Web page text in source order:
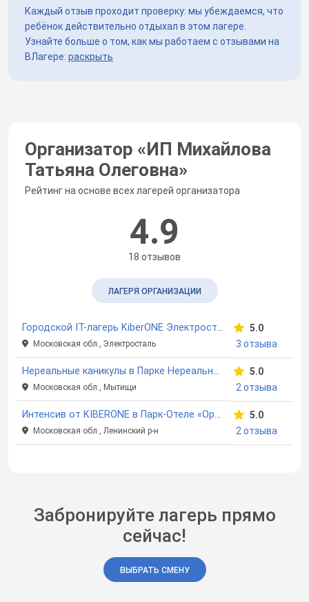
Каждый отзыв проходит проверку: мы убеждаемся, что
ребёнок действительно отдыхал в этом лагере.
Узнайте больше о том, как мы работаем с отзывами на
ВЛагере: раскрыть
Организатор «ИП Михайлова
Татьяна Олеговна»
Рейтинг на основе всех лагерей организатора
4.9
18 отзывов
ЛАГЕРЯ ОРГАНИЗАЦИИ
Городской IT-лагерь KiberONE Электросталь
Московская обл., Электросталь
5.0
3 отзыва
Нереальные каникулы в Парке Нереальных Развлечений
Московская обл., Мытищи
5.0
2 отзыва
Интенсив от KIBERONE в Парк-Отеле «Орловский»
Московская обл., Ленинский р-н
5.0
2 отзыва
Забронируйте лагерь прямо
сейчас!
ВЫБРАТЬ СМЕНУ